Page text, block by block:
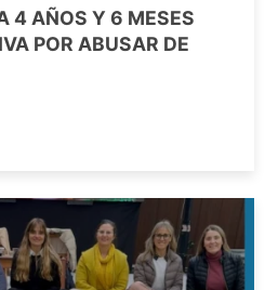
4 AÑOS Y 6 MESES
POR ABUSAR DE